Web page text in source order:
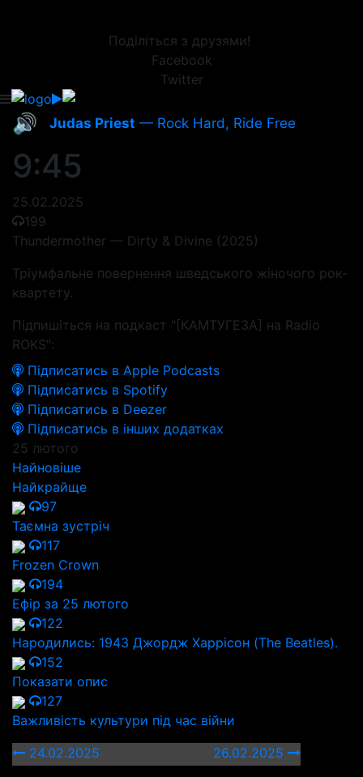
Поділіться з друзями!
Facebook
Twitter
🔊 Judas Priest — Rock Hard, Ride Free
9:45
25.02.2025
199
Thundermother — Dirty & Divine (2025)
Тріумфальне повернення шведського жіночого рок-
квартету.
Підпишіться на подкаст "[КАМТУГЕЗА] на Radio
ROKS":
Підписатись в Apple Podcasts
Підписатись в Spotify
Підписатись в Deezer
Підписатись в інших додатках
25 лютого
Найновіше
Найкрайще
97
Таємна зустріч
117
Frozen Crown
194
Ефір за 25 лютого
122
Народились: 1943 Джордж Харрісон (The Beatles).
152
Показати опис
127
Важливість культури під час війни
24.02.2025
26.02.2025